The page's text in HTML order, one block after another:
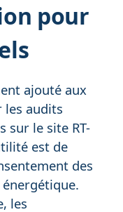
pour
ajouté aux
les audits
sur le site RT-
est de
des
énergétique.
les